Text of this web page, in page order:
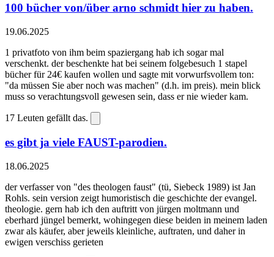
100 bücher von/über arno schmidt hier zu haben.
19.06.2025
1 privatfoto von ihm beim spaziergang hab ich sogar mal
verschenkt. der beschenkte hat bei seinem folgebesuch 1 stapel
bücher für 24€ kaufen wollen und sagte mit vorwurfsvollem ton:
"da müssen Sie aber noch was machen" (d.h. im preis). mein blick
muss so verachtungsvoll gewesen sein, dass er nie wieder kam.
17 Leuten gefällt das.
es gibt ja viele FAUST-parodien.
18.06.2025
der verfasser von "des theologen faust" (tü, Siebeck 1989) ist Jan
Rohls. sein version zeigt humoristisch die geschichte der evangel.
theologie. gern hab ich den auftritt von jürgen moltmann und
eberhard jüngel bemerkt, wohingegen diese beiden in meinem laden
zwar als käufer, aber jeweils kleinliche, auftraten, und daher in
ewigen verschiss gerieten